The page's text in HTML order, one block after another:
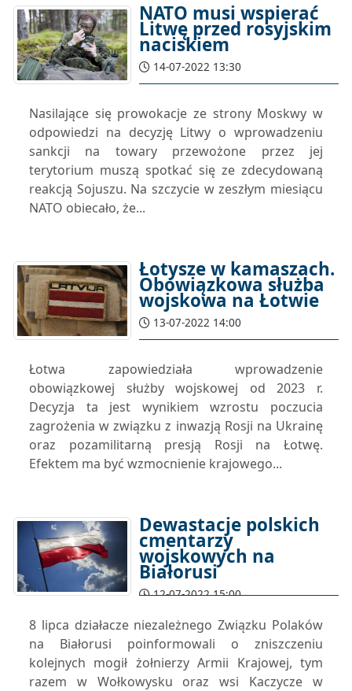
NATO musi wspierać
Litwę przed rosyjskim
naciskiem
14-07-2022 13:30
Nasilające się prowokacje ze strony Moskwy w
odpowiedzi na decyzję Litwy o wprowadzeniu
sankcji na towary przewożone przez jej
terytorium muszą spotkać się ze zdecydowaną
reakcją Sojuszu. Na szczycie w zeszłym miesiącu
NATO obiecało, że...
Łotysze w kamaszach.
Obowiązkowa służba
wojskowa na Łotwie
13-07-2022 14:00
Łotwa zapowiedziała wprowadzenie
obowiązkowej służby wojskowej od 2023 r.
Decyzja ta jest wynikiem wzrostu poczucia
zagrożenia w związku z inwazją Rosji na Ukrainę
oraz pozamilitarną presją Rosji na Łotwę.
Efektem ma być wzmocnienie krajowego...
Dewastacje polskich
cmentarzy
wojskowych na
Białorusi
12-07-2022 15:00
8 lipca działacze niezależnego Związku Polaków
na Białorusi poinformowali o zniszczeniu
kolejnych mogił żołnierzy Armii Krajowej, tym
razem w Wołkowysku oraz wsi Kaczycze w